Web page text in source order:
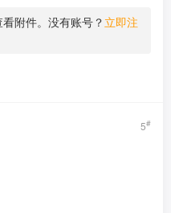
附件。没有账号？ 立即注
5#